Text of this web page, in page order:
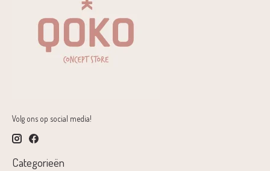
Volg ons op social media!
Categorieën